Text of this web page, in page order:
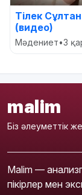
Тілек
(видео)
Мәдениет•3
malim
Біз әлеуметтік
Malim —
пікірлер мен